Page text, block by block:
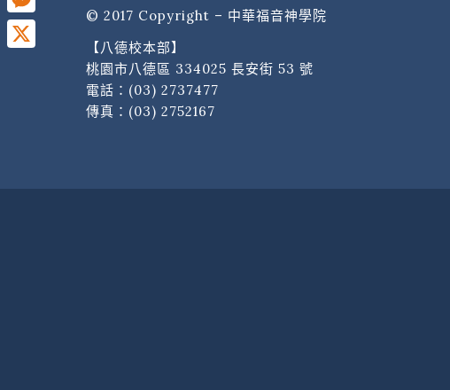
© 2017 Copyright – 中華福音神學院
【八德校本部】
桃園市八德區 334025 長安街 53 號
電話： (03) 2737477
傳真：(03) 2752167
Messenger